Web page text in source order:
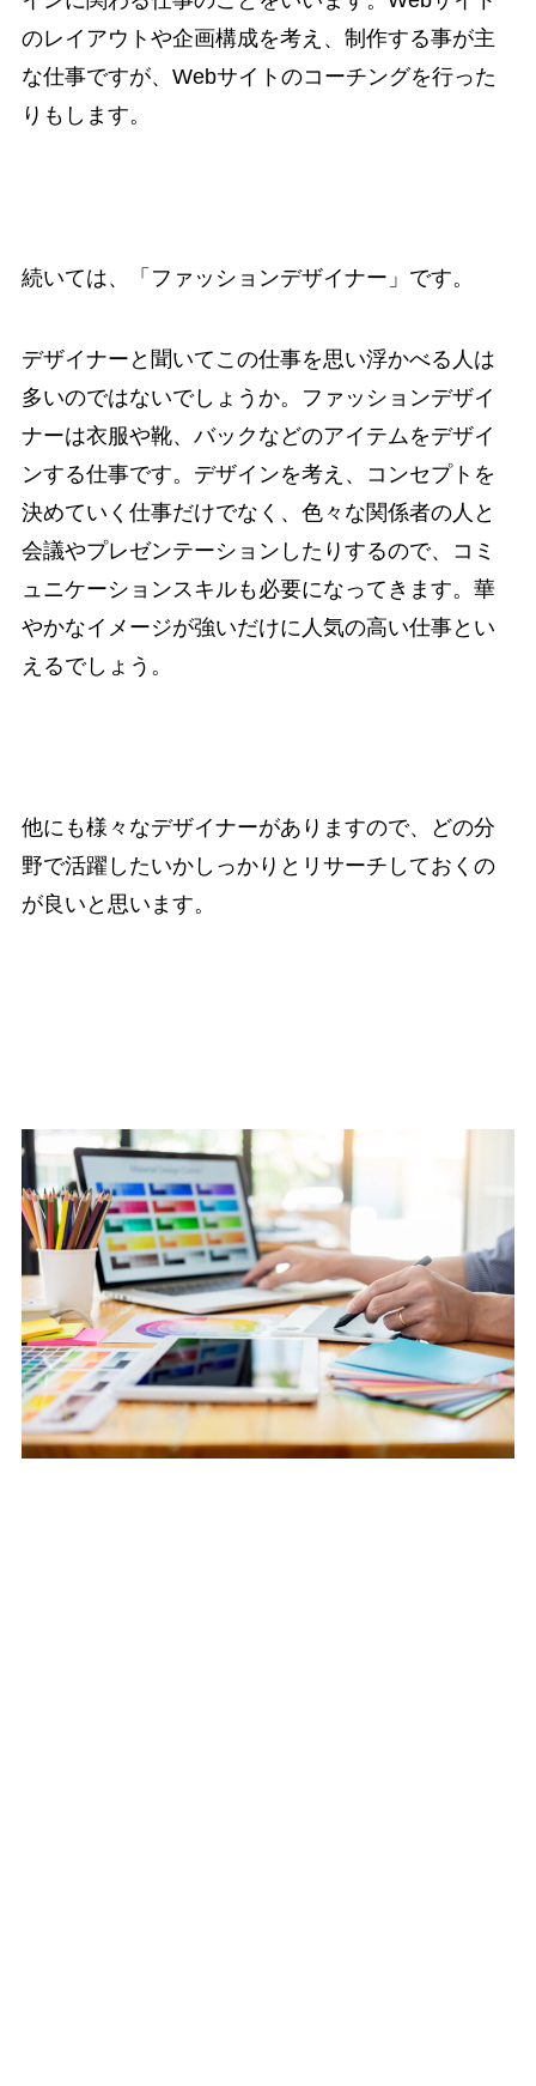
のレイアウトや企画構成を考え、制作する事が主
な仕事ですが、Webサイトのコーチングを行った
りもします。
続いては、 「ファッションデザイナー」 です。
デザイナーと聞いてこの仕事を思い浮かべる人は
多いのではないでしょうか。ファッションデザイ
ナーは衣服や靴、バックなどのアイテムをデザイ
ンする仕事です。デザインを考え、コンセプトを
決めていく仕事だけでなく、色々な関係者の人と
会議やプレゼンテーションしたりするので、コミ
ュニケーションスキルも必要になってきます。華
やかなイメージが強いだけに人気の高い仕事とい
えるでしょう。
他にも様々なデザイナーがありますので、どの分
野で活躍したいかしっかりとリサーチしておくの
が良いと思います。